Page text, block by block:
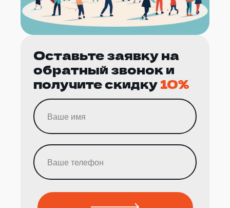
Оставьте заявку на
обратный звонок и
получите скидку10%